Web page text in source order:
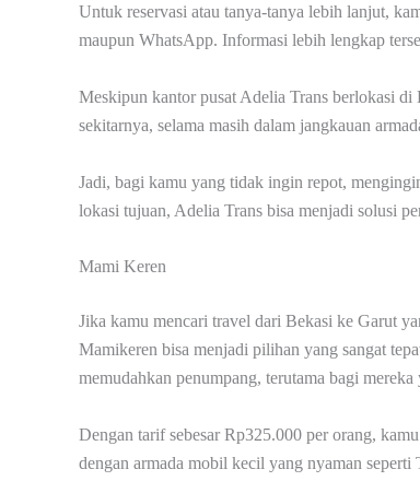
Untuk reservasi atau tanya-tanya lebih lanjut,
maupun WhatsApp. Informasi lebih lengkap
Meskipun kantor pusat Adelia Trans berlokasi di
sekitarnya, selama masih dalam jangkauan
Jadi, bagi kamu yang tidak ingin repot,
lokasi tujuan, Adelia Trans bisa menjadi solusi
Mami Keren
Jika kamu mencari travel dari Bekasi ke Garut
Mamikeren bisa menjadi pilihan yang sangat
memudahkan penumpang, terutama bagi
Dengan tarif sebesar Rp325.000 per orang,
dengan armada mobil kecil yang nyaman